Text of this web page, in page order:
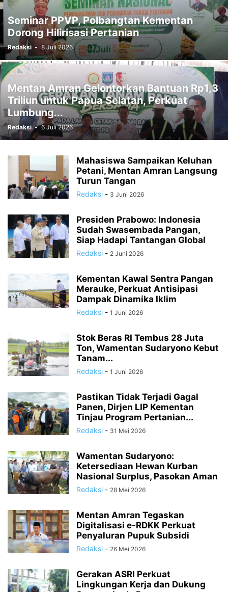
RELIGI SOCCER SORONG SORONG SELATAN SOSIAL
SPORTS STTP MANOKWARI SUARA DARI KAMPUNG SUPIORI
TAK BERKATEGORI TAMBRAUW TEKNOLOGI TELUK BINTUNI
TELUK WONDAMA TIMIKA VIDEO WAMENA
Seminar PPVP, Polbangtan Kementan
Dorong Hilirisasi Pertanian
Redaksi - 8 Juli 2026
Mentan Amran Gelontorkan Bantuan Rp1,3
Triliun untuk Papua Selatan, Perkuat
Lumbung...
Redaksi - 6 Juli 2026
Mahasiswa Sampaikan Keluhan
Petani, Mentan Amran Langsung
Turun Tangan
Redaksi - 3 Juni 2026
Presiden Prabowo: Indonesia
Sudah Swasembada Pangan,
Siap Hadapi Tantangan Global
Redaksi - 2 Juni 2026
Kementan Kawal Sentra Pangan
Merauke, Perkuat Antisipasi
Dampak Dinamika Iklim
Redaksi - 1 Juni 2026
Stok Beras RI Tembus 28 Juta
Ton, Wamentan Sudaryono Kebut
Tanam...
Redaksi - 1 Juni 2026
Pastikan Tidak Terjadi Gagal
Panen, Dirjen LIP Kementan
Tinjau Program Pertanian...
Redaksi - 31 Mei 2026
Wamentan Sudaryono:
Ketersediaan Hewan Kurban
Nasional Surplus, Pasokan Aman
Redaksi - 28 Mei 2026
Mentan Amran Tegaskan
Digitalisasi e-RDKK Perkuat
Penyaluran Pupuk Subsidi
Redaksi - 26 Mei 2026
Gerakan ASRI Perkuat
Lingkungan Kerja dan Dukung